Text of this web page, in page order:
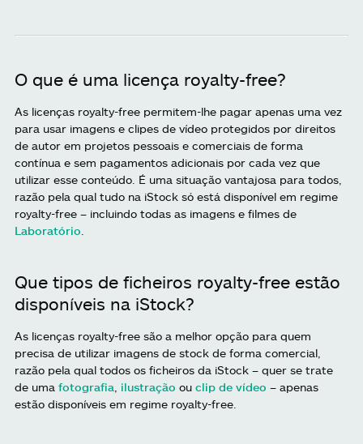
O que é uma licença royalty-free?
As licenças royalty-free permitem-lhe pagar apenas uma vez
para usar imagens e clipes de vídeo protegidos por direitos
de autor em projetos pessoais e comerciais de forma
contínua e sem pagamentos adicionais por cada vez que
utilizar esse conteúdo. É uma situação vantajosa para todos,
razão pela qual tudo na iStock só está disponível em regime
royalty-free – incluindo todas as imagens e filmes de
Laboratório
Que tipos de ficheiros royalty-free estão
disponíveis na iStock?
As licenças royalty-free são a melhor opção para quem
precisa de utilizar imagens de stock de forma comercial,
razão pela qual todos os ficheiros da iStock – quer se trate
de uma fotografia ilustração ou clip de vídeo – apenas
estão disponíveis em regime royalty-free.